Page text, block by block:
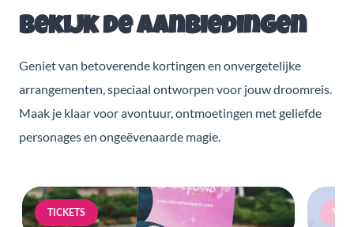
Bekijk de aanbiedingen
Geniet van betoverende kortingen en onvergetelijke
arrangementen, speciaal ontworpen voor jouw droomreis.
Maak je klaar voor avontuur, ontmoetingen met geliefde
personages en ongeëvenaarde magie.
TICKETS